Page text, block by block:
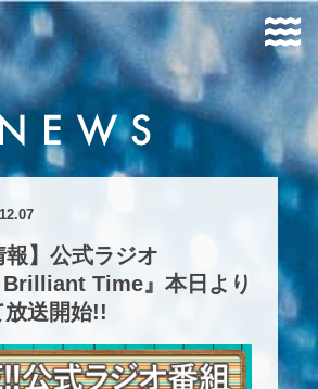
報】公式ラジオ
Brilliant Time』本日より
送開始!!